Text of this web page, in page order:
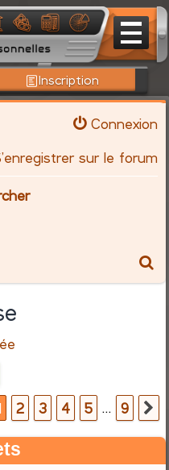
Inscription
Connexion
sur le forum
e
r
1sur
2 3 4 5 … 9